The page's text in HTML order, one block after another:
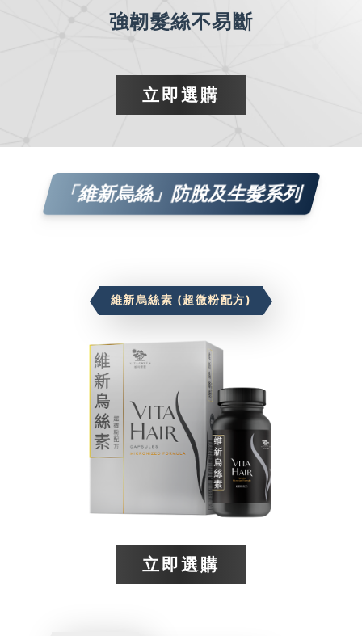
強韌髮絲不易斷​
立即選購​
「維新烏絲」防脫及生髮系列
維新烏絲素 (超微粉配方)
立即選購​